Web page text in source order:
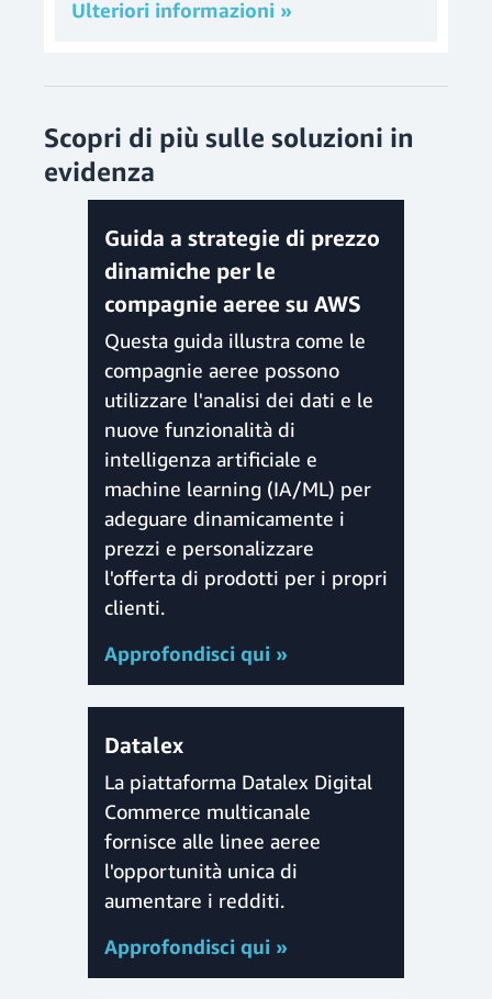
Ulteriori informazioni »
Scopri di più sulle soluzioni in
evidenza
Guida a strategie di prezzo
dinamiche per le
compagnie aeree su AWS
Questa guida illustra come le
compagnie aeree possono
utilizzare l'analisi dei dati e le
nuove funzionalità di
intelligenza artificiale e
machine learning (IA/ML) per
adeguare dinamicamente i
prezzi e personalizzare
l'offerta di prodotti per i propri
clienti.
Approfondisci qui »
Datalex
La piattaforma Datalex Digital
Commerce multicanale
fornisce alle linee aeree
l'opportunità unica di
aumentare i redditi.
Approfondisci qui »